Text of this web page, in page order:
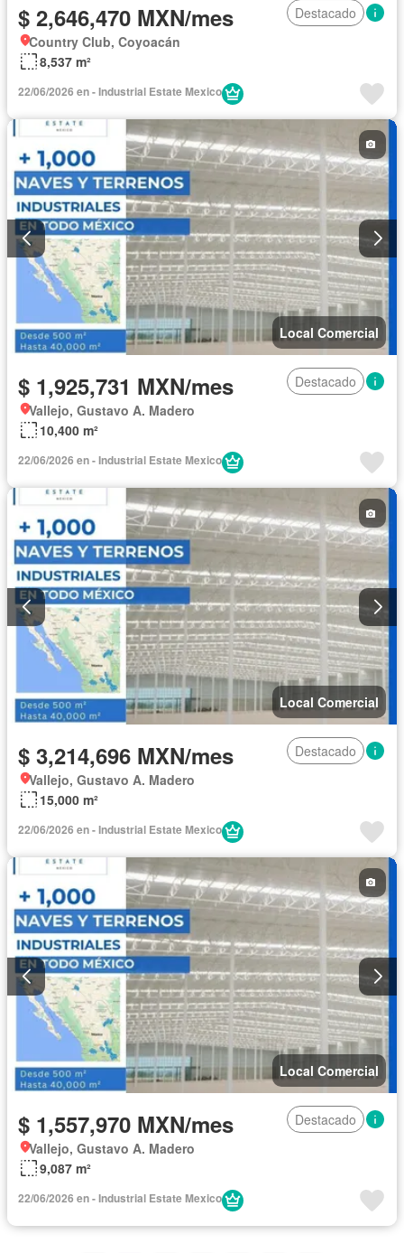
$ 2,646,470 MXN/mes
Destacado
Country Club, Coyoacán
8,537 m²
22/06/2026 en - Industrial Estate Mexico
Local Comercial
$ 1,925,731 MXN/mes
Destacado
Vallejo, Gustavo A. Madero
10,400 m²
22/06/2026 en - Industrial Estate Mexico
Local Comercial
$ 3,214,696 MXN/mes
Destacado
Vallejo, Gustavo A. Madero
15,000 m²
22/06/2026 en - Industrial Estate Mexico
Local Comercial
$ 1,557,970 MXN/mes
Destacado
Vallejo, Gustavo A. Madero
9,087 m²
22/06/2026 en - Industrial Estate Mexico